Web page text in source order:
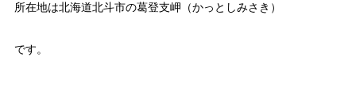
所在地は北海道北斗市の葛登支岬（かっとしみさき）
です。